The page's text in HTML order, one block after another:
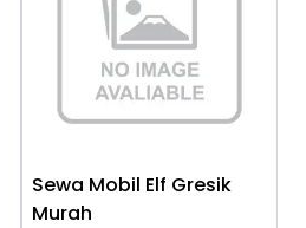
Sewa Mobil Elf Gresik
Murah